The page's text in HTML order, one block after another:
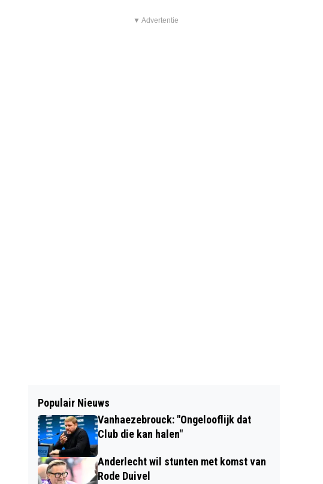
▼ Advertentie
Populair Nieuws
Vanhaezebrouck: "Ongelooflijk dat
Club die kan halen"
Anderlecht wil stunten met komst van
Rode Duivel